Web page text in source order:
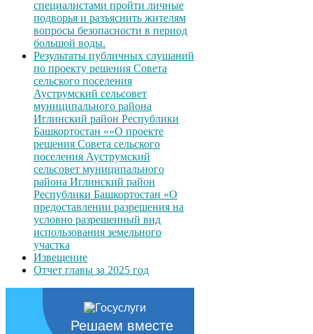
специалистами пройти личные
подворья и разъяснить жителям
вопросы безопасности в период
большой воды.
Результаты публичных слушаний
по проекту решения Совета
сельского поселения
Ауструмский сельсовет
муниципального района
Иглинский район Республики
Башкортостан ««О проекте
решения Совета сельского
поселения Ауструмский
сельсовет муниципального
района Иглинский район
Республики Башкортостан «О
предоставлении разрешения на
условно разрешенный вид
использования земельного
участка
Извещение
Отчет главы за 2025 год
Решаем вместе